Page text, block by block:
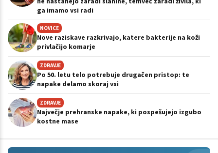
ga imamo vsi radi
NOVICE
Nove raziskave razkrivajo, katere bakterije na koži
privlačijo komarje
ZDRAVJE
Po 50. letu telo potrebuje drugačen pristop: te
napake delamo skoraj vsi
ZDRAVJE
Največje prehranske napake, ki pospešujejo izgubo
kostne mase